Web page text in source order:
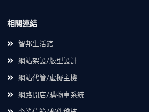
相關連結
智邦生活館
網站架設/版型設計
網站代管/虛擬主機
網路開店/購物車系統